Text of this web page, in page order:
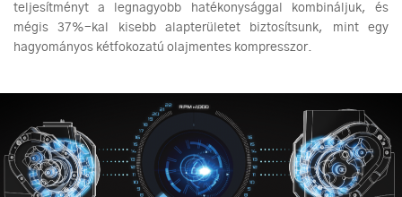
teljesítményt a legnagyobb hatékonysággal kombináljuk, és
mégis 37%-kal kisebb alapterületet biztosítsunk, mint egy
hagyományos kétfokozatú olajmentes kompresszor.